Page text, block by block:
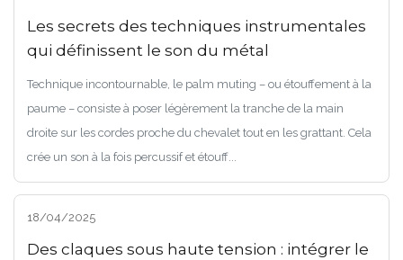
Les secrets des techniques instrumentales
qui définissent le son du métal
Technique incontournable, le palm muting – ou étouffement à la
paume – consiste à poser légèrement la tranche de la main
droite sur les cordes proche du chevalet tout en les grattant. Cela
crée un son à la fois percussif et étouff...
18/04/2025
Des claques sous haute tension : intégrer le